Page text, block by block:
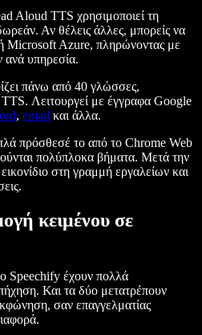
Aloud TTS χρησιμοποιεί τη
Αν θέλεις άλλες, μπορείς να
Microsoft Azure, πληρώνοντας με
ανά υπηρεσία.
πάνω από 40 γλώσσες,
Λειτουργεί με έγγραφα Google
, email και άλλα.
πρόσθεσέ το από το Chrome Web
πολύπλοκα βήματα. Μετά την
στη γραμμή εργαλείων και
κειμένου σε
Speechify έχουν πολλά
Και τα δύο μετατρέπουν
σαν επαγγελματίας